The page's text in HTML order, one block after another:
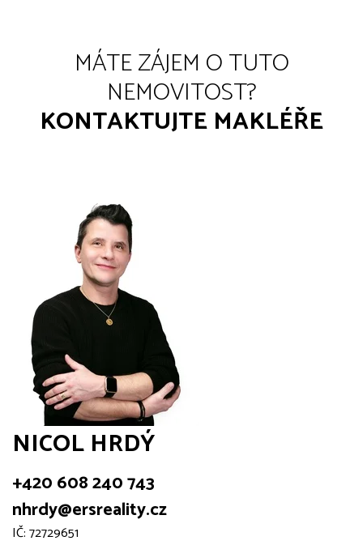
MÁTE ZÁJEM O TUTO
NEMOVITOST?
KONTAKTUJTE MAKLÉŘE
NICOL HRDÝ
+420 608 240 743
nhrdy@ersreality.cz
IČ: 72729651